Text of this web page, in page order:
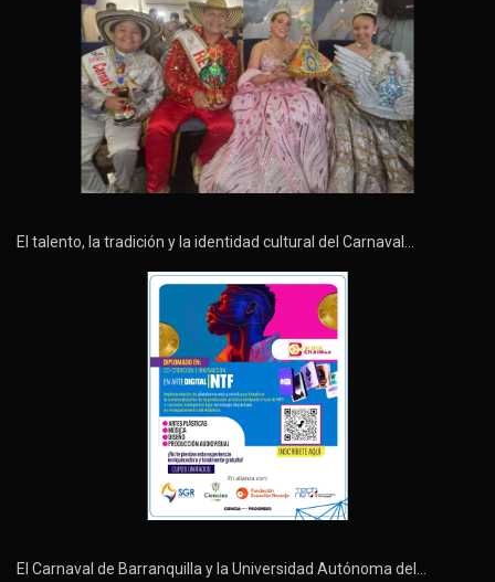
El talento, la tradición y la identidad cultural del Carnaval…
El Carnaval de Barranquilla y la Universidad Autónoma del…